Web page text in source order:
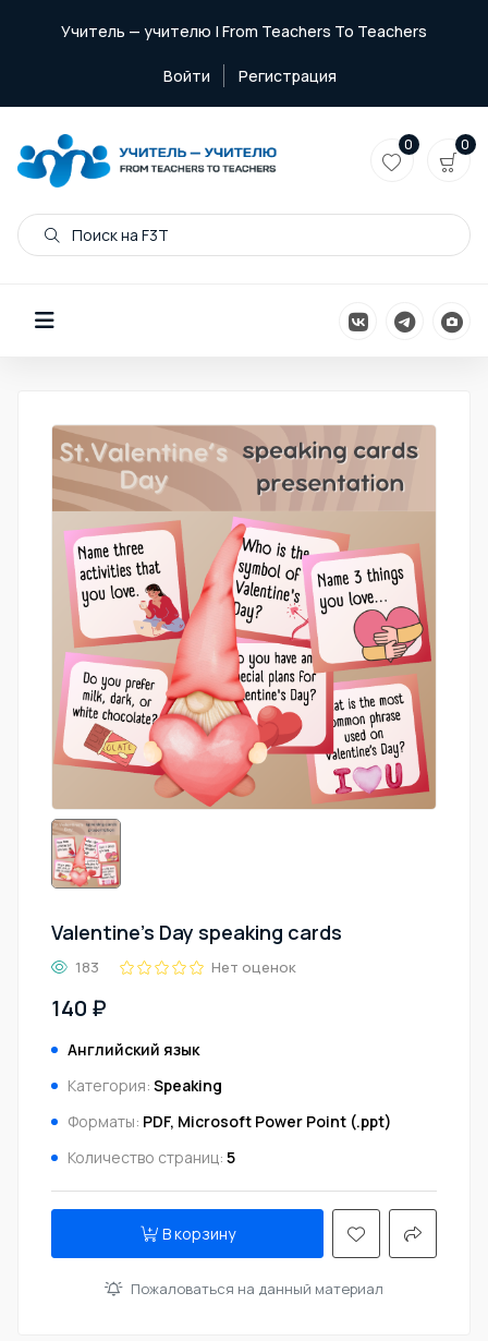
Учитель — учителю | From Teachers To Teachers
Войти Регистрация
Поиск на F3T
0 0
Valentine's Day speaking cards
183 Нет оценок
140 ₽
Английский язык
Категория: Speaking
Форматы: PDF, Microsoft Power Point (.ppt)
Количество страниц: 5
В корзину
Пожаловаться на данный материал